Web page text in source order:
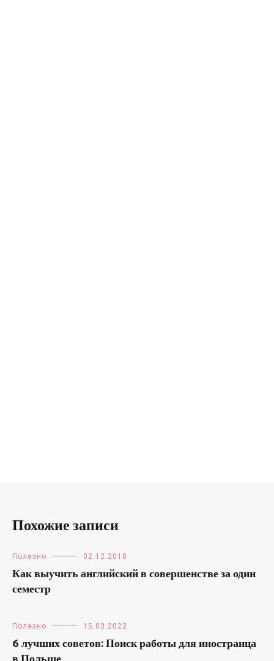
Похожие записи
Полезно 02.12.2018
Как выучить английский в совершенстве за один
семестр
Полезно 15.03.2022
6 лучших советов: Поиск работы для иностранца